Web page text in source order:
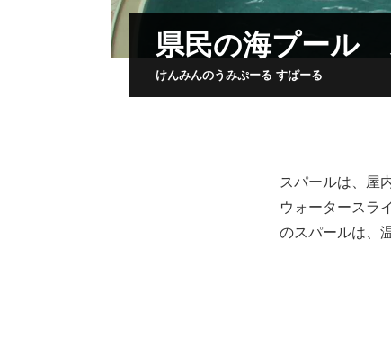
県民の海プール
けんみんのうみぷーる すぱーる
スパールは、屋
ウォータースラ
のスパールは、